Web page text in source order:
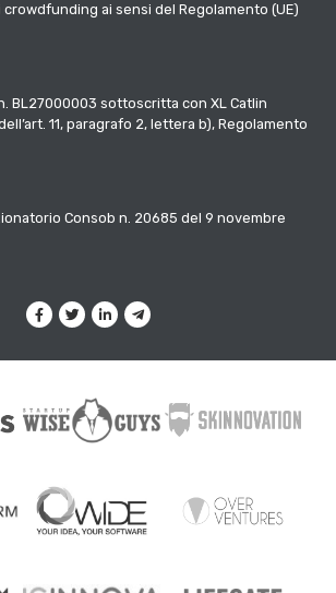
ai sensi del Regolamento (UE)
BL27000003 sottoscritta con XL Catlin
11, paragrafo 2, lettera b), Regolamento
Consob n. 20685 del 9 novembre